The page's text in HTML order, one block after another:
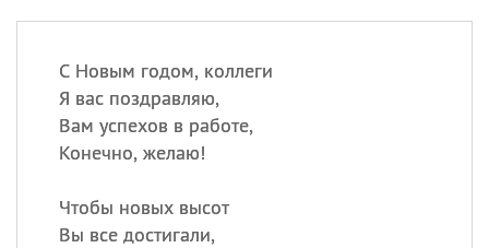
С Новым годом, коллеги
Я вас поздравляю,
Вам успехов в работе,
Конечно, желаю!
Чтобы новых высот
Вы все достигали,
09.08